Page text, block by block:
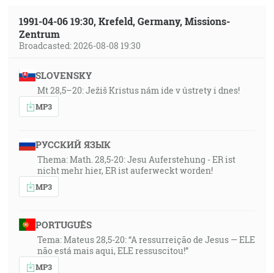
1991-04-06 19:30, Krefeld, Germany, Missions-
Zentrum
Broadcasted: 2026-08-08 19:30
SLOVENSKY
Mt 28,5–20: Ježiš Kristus nám ide v ústrety i dnes!
MP3
РУССКИЙ ЯЗЫК
Thema: Math. 28,5-20: Jesu Auferstehung - ER ist
nicht mehr hier, ER ist auferweckt worden!
MP3
PORTUGUÊS
Tema: Mateus 28,5-20: “A ressurreição de Jesus — ELE
não está mais aqui, ELE ressuscitou!”
MP3